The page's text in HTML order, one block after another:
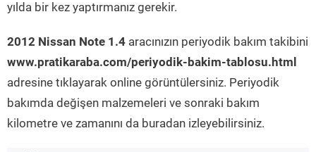
yılda bir kez yaptırmanız gerekir.
2012 Nissan Note 1.4 aracınızın periyodik bakım takibini
www.pratikaraba.com/periyodik-bakim-tablosu.html
adresine tıklayarak online görüntülersiniz. Periyodik
bakımda değişen malzemeleri ve sonraki bakım
kilometre ve zamanını da buradan izleyebilirsiniz.